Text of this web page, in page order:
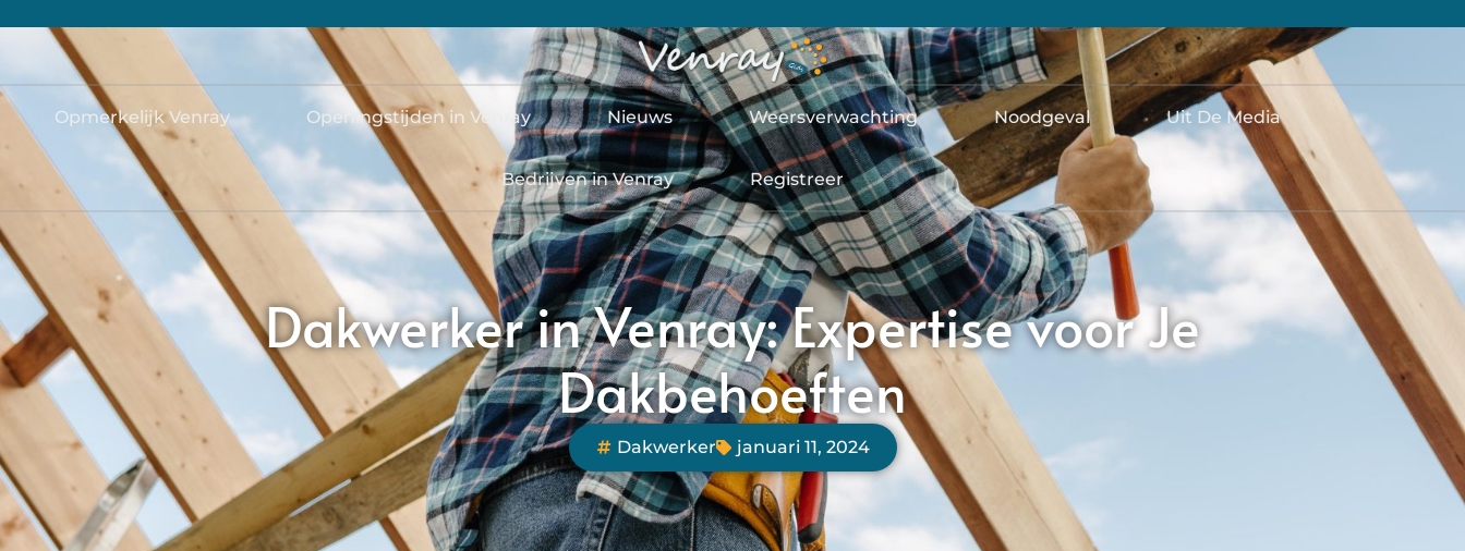
Opmerkelijk Venray Openingstijden in Venray Nieuws Weersverwachting Noodgeval Uit De Media
Bedrijven in Venray Registreer
Dakwerker in Venray: Expertise voor Je
Dakbehoeften
Dakwerker januari 11, 2024